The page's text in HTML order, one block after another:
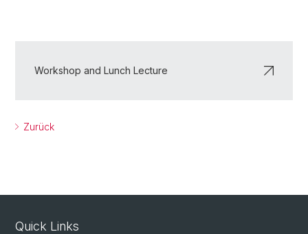
Workshop and Lunch Lecture
Zurück
Quick Links